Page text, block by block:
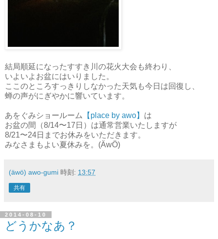
結局順延になったすすき川の花火大会も終わり、
いよいよお盆にはいりました。
ここのところすっきりしなかった天気も今日は回復し、
蝉の声がにぎやかに響いています。
あをぐみショールーム 【place by awo】 は
お盆の間（8/14〜17日）は通常営業いたしますが
8/21〜24日までお休みをいただきます。
みなさまもよい夏休みを。(ÄwÖ)
(äwö) awo-gumi 時刻: 13:57
共有
2014-08-10
どうかなあ？